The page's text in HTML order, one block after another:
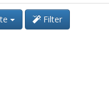
Filter